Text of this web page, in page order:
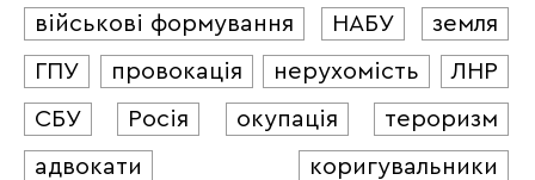
військові формування
НАБУ
земля
ГПУ
провокація нерухомість
ЛНР
СБУ
Росія окупація
тероризм
адвокати
коригувальники